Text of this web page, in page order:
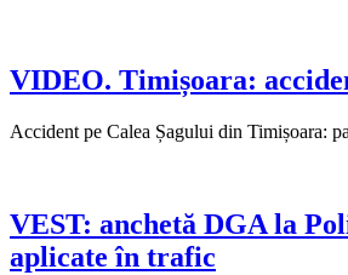
VIDEO. Timișoara:
Accident pe Calea Șagului din Timișoara:
VEST: anchetă DGA la
aplicate în trafic